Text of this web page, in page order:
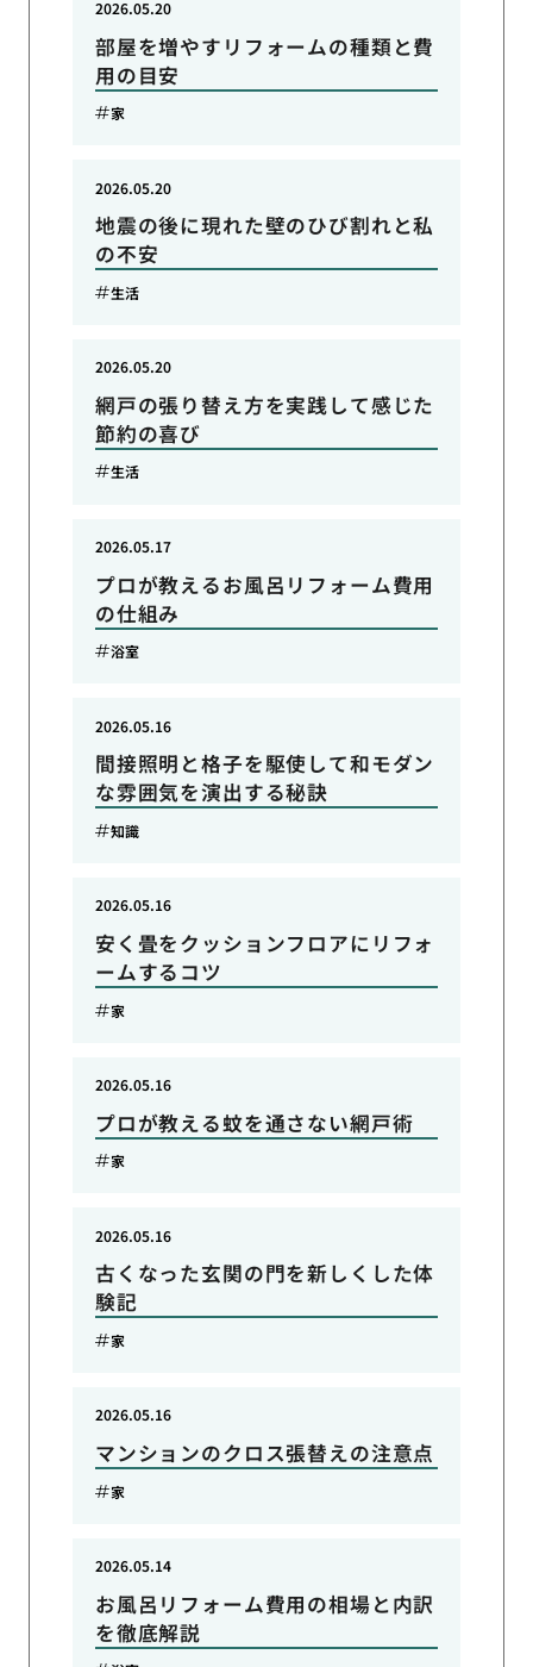
部屋を増やすリフォームの種類と費
用の目安
2026.05.20
家
地震の後に現れた壁のひび割れと私
の不安
2026.05.20
生活
網戸の張り替え方を実践して感じた
節約の喜び
2026.05.20
生活
プロが教えるお風呂リフォーム費用
の仕組み
2026.05.17
浴室
間接照明と格子を駆使して和モダン
な雰囲気を演出する秘訣
2026.05.16
知識
安く畳をクッションフロアにリフォ
ームするコツ
2026.05.16
家
プロが教える蚊を通さない網戸術
2026.05.16
家
古くなった玄関の門を新しくした体
験記
2026.05.16
家
マンションのクロス張替えの注意点
2026.05.16
家
お風呂リフォーム費用の相場と内訳
を徹底解説
2026.05.14